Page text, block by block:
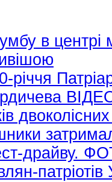
в центрі
річчя
драйву.